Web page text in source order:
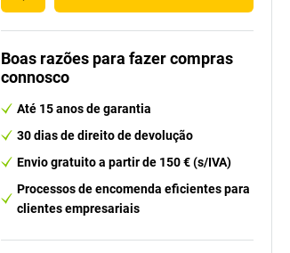
Boas razões para fazer compras
connosco
Até 15 anos de garantia
30 dias de direito de devolução
Envio gratuito a partir de 150 € (s/IVA)
Processos de encomenda eficientes para
clientes empresariais